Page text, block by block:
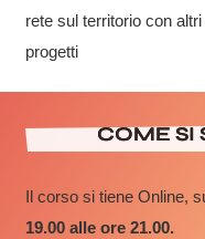
rete sul territorio con
progetti
COME SI
Il corso si tiene Online,
19.00 alle ore 21.00.